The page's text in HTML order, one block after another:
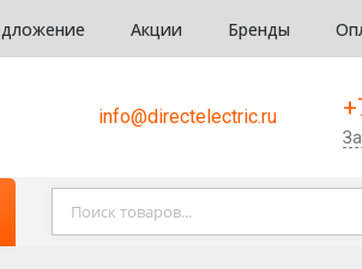
Акции Бренды
info@directelectric.ru